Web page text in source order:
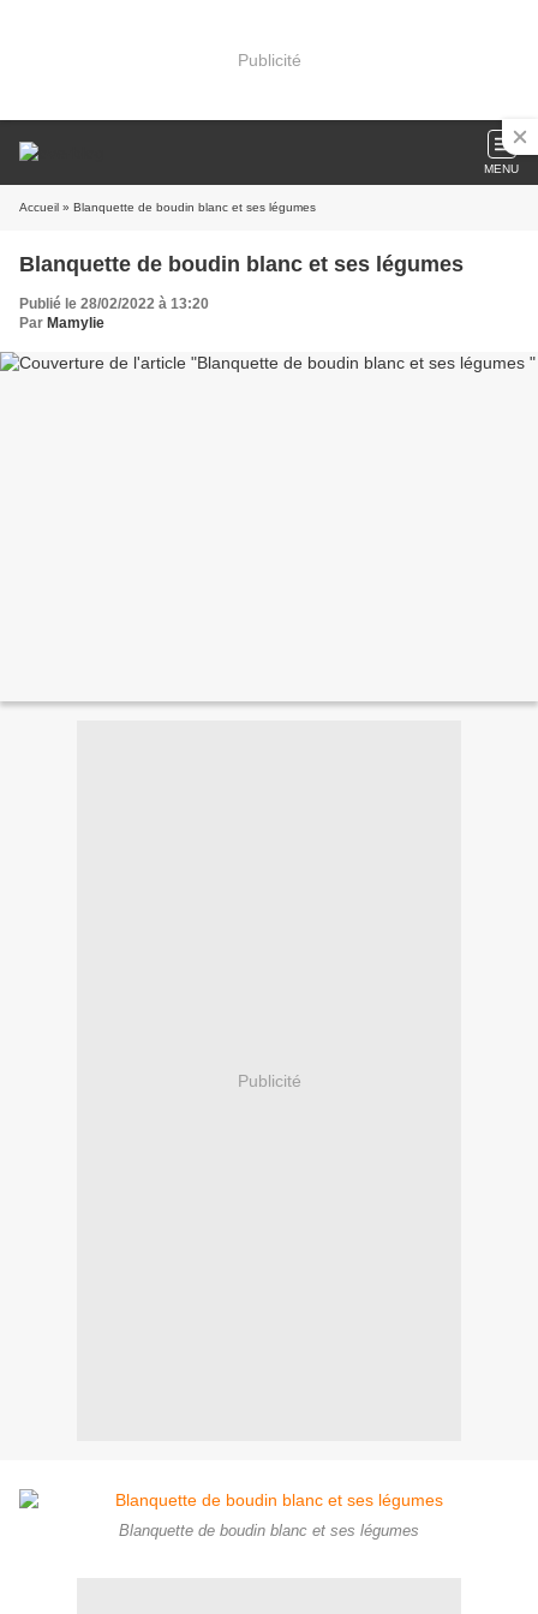
Publicité
MENU
Accueil » Blanquette de boudin blanc et ses légumes
Blanquette de boudin blanc et ses légumes
Publié le 28/02/2022 à 13:20
Par Mamylie
Publicité
Blanquette de boudin blanc et ses légumes